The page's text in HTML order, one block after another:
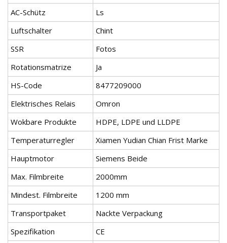
AC-Schütz
Ls
Luftschalter
Chint
SSR
Fotos
Rotationsmatrize
Ja
HS-Code
8477209000
Elektrisches Relais
Omron
Wokbare Produkte
HDPE, LDPE und LLDPE
Temperaturregler
Xiamen Yudian Chian Frist Marke
Hauptmotor
Siemens Beide
Max. Filmbreite
2000mm
Mindest. Filmbreite
1200 mm
Transportpaket
Nackte Verpackung
Spezifikation
CE